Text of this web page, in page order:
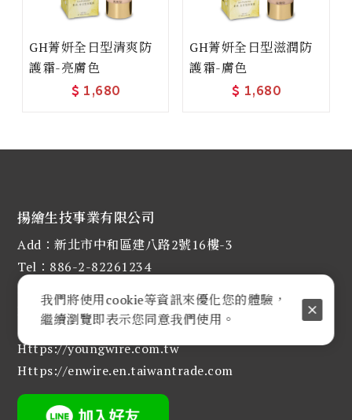
GH菁妍全日型清爽防
護霜-亮膚色
$ 1,680
GH菁妍全日型滋潤防
護霜-膚色
$ 1,680
揚繪生技事業有限公司
Add：新北市中和區建八路2號16樓-3
Tel：886-2-82261234
Fax : 886-2-82261080
E-mail :judy@enwire.com.tw
Https://youngwire.com.tw
Https://enwire.en.taiwantrade.com
我們將使用cookie等資訊來優化您的體驗，
繼續瀏覽即表示您同意我們使用。